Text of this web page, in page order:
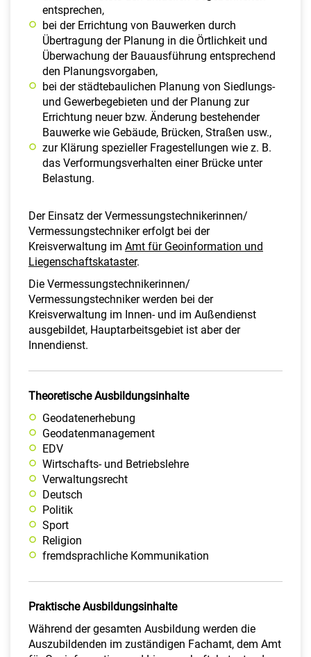
entsprechen,
bei der Errichtung von Bauwerken durch
Übertragung der Planung in die Örtlichkeit und
Überwachung der Bauausführung entsprechend
den Planungsvorgaben,
bei der städtebaulichen Planung von Siedlungs-
und Gewerbegebieten und der Planung zur
Errichtung neuer bzw. Änderung bestehender
Bauwerke wie Gebäude, Brücken, Straßen usw.,
zur Klärung spezieller Fragestellungen wie z. B.
das Verformungsverhalten einer Brücke unter
Belastung.
Der Einsatz der Vermessungstechnikerinnen/
Vermessungstechniker erfolgt bei der
Kreisverwaltung im Amt für Geoinformation und
Liegenschaftskataster.
Die Vermessungstechnikerinnen/
Vermessungstechniker werden bei der
Kreisverwaltung im Innen- und im Außendienst
ausgebildet, Hauptarbeitsgebiet ist aber der
Innendienst.
Theoretische Ausbildungsinhalte
Geodatenerhebung
Geodatenmanagement
EDV
Wirtschafts- und Betriebslehre
Verwaltungsrecht
Deutsch
Politik
Sport
Religion
fremdsprachliche Kommunikation
Praktische Ausbildungsinhalte
Während der gesamten Ausbildung werden die
Auszubildenden im zuständigen Fachamt, dem Amt